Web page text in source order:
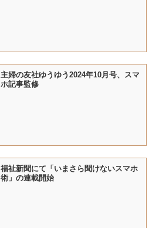
主婦の友社ゆうゆう2024年10月号、スマ
ホ記事監修
福祉新聞にて「いまさら聞けないスマホ
術」の連載開始